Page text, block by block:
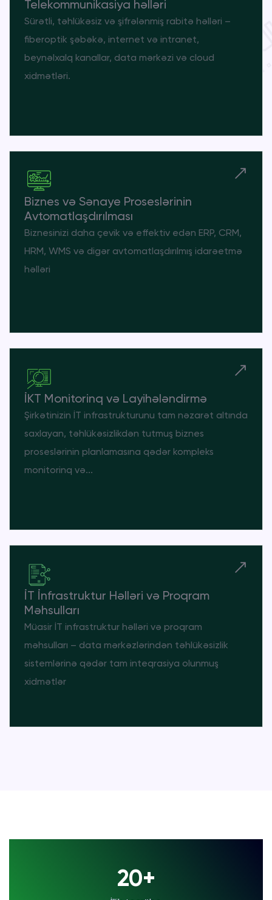
Telekommunikasiya həlləri
Sürətli, təhlükəsiz və şifrələnmiş rabitə həlləri –
fiberoptik şəbəkə, internet və intranet,
beynəlxalq kanallar, data mərkəzi və cloud
xidmətləri.
Biznes və Sənaye Proseslərinin
Avtomatlaşdırılması
Biznesinizi daha çevik və effektiv edən ERP, CRM,
HRM, WMS və digər avtomatlaşdırılmış idarəetmə
həlləri
İKT Monitorinq və Layihələndirmə
Şirkətinizin İT infrastrukturunu tam nəzarət altında
saxlayan, təhlükəsizlikdən tutmuş biznes
proseslərinin planlamasına qədər kompleks
monitorinq və...
İT İnfrastruktur Həlləri və Proqram
Məhsulları
Müasir İT infrastruktur həlləri və proqram
məhsulları – data mərkəzlərindən təhlükəsizlik
sistemlərinə qədər tam inteqrasiya olunmuş
xidmətlər
20+